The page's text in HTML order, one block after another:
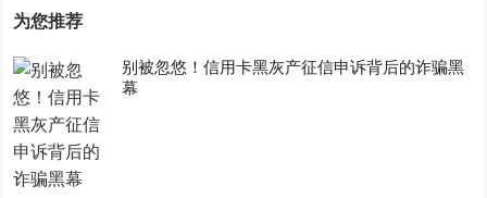
为您推荐
别被忽悠！信用卡黑灰产征信申诉背后的诈骗黑
幕